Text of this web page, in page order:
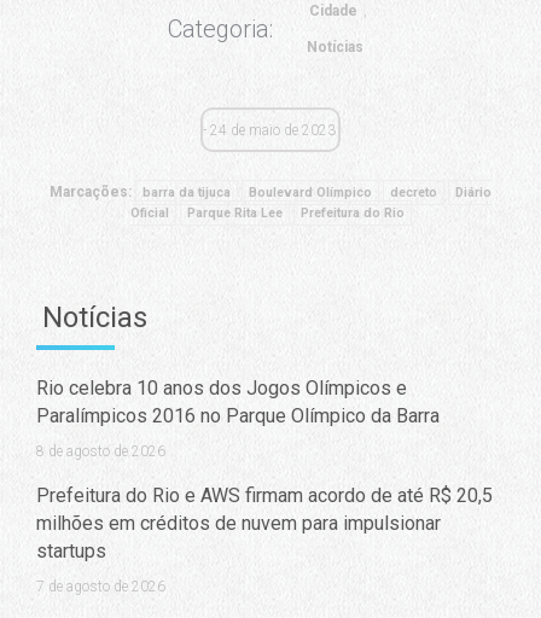
Categoria:
Cidade
Notícias
24 de maio de 2023
Marcações: barra da tijuca Boulevard Olímpico decreto
Diário
Oficial
Parque Rita Lee Prefeitura do Rio
Notícias
Rio celebra 10 anos dos Jogos Olímpicos e
Paralímpicos 2016 no Parque Olímpico da Barra
8 de agosto de 2026
Prefeitura do Rio e AWS firmam acordo de até R$ 20,5
milhões em créditos de nuvem para impulsionar
startups
7 de agosto de 2026